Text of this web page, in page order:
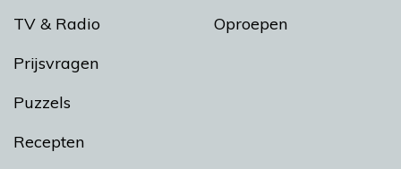
TV & Radio
Prijsvragen
Puzzels
Recepten
Oproepen